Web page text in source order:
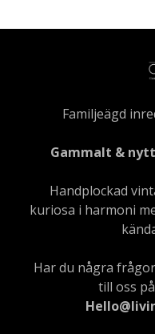
Familjeägd
Gammalt &
Handplockad
kuriosa i harmoni
Har du några
till oss på